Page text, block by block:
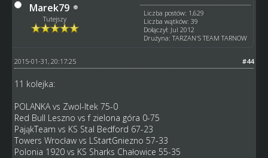
Marek79
Tutejszy
Liczba postów: 1,629
Liczba wątków: 39
Dołączył: Jul 2012
Drużyna: TARZAN'S TEAM TARNOW
#44
2015-01-31, 20:17:25
11 kolejka:
POLANKA vs Zwol-Itek 75-0
Red Bull Leszno vs f zielona góra 0-75
PająkTeam vs KS Stal Bedford 67-23
Towers Wrocław vs LStartGniezno 57-33
Polonia 1920 vs KS Sharks Chałowice 55-35